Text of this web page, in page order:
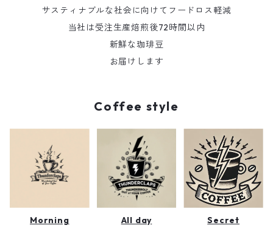
サスティナブルな社会に向けてフードロス軽減
当社は受注生産焙煎後72時間以内
新鮮な珈琲豆
お届けします
Coffee style
Morning All day Secret